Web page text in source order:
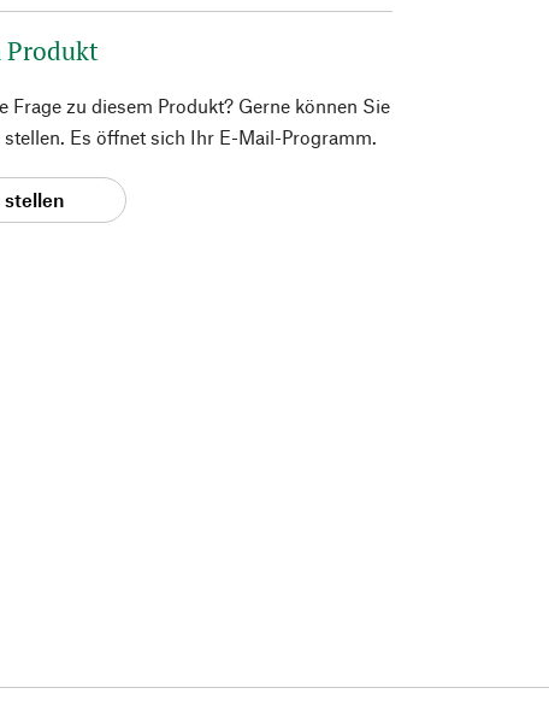
Produkt
Frage zu diesem Produkt? Gerne können Sie
stellen. Es öffnet sich Ihr E-Mail-Programm.
stellen